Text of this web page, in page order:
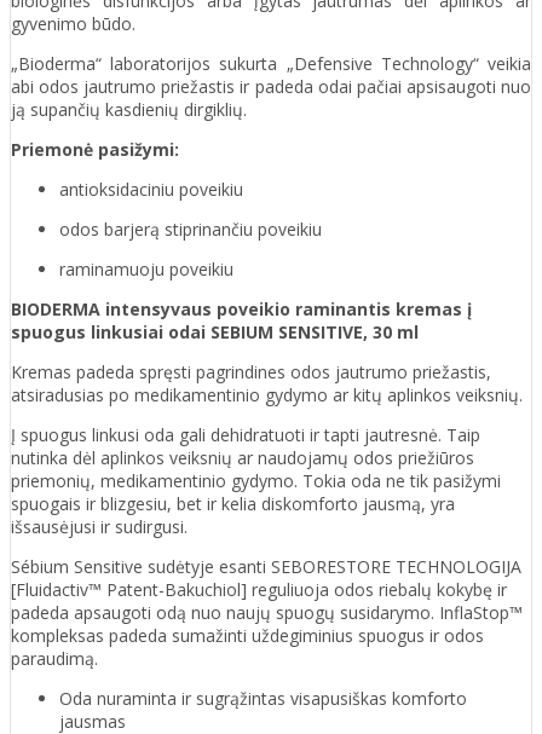
gyvenimo būdo.
„Bioderma“ laboratorijos sukurta „Defensive Technology“ veikia
abi odos jautrumo priežastis ir padeda odai pačiai apsisaugoti nuo
ją supančių kasdienių dirgiklių.
Priemonė pasižymi:
antioksidaciniu poveikiu
odos barjerą stiprinančiu poveikiu
raminamuoju poveikiu
BIODERMA intensyvaus poveikio raminantis kremas į
spuogus linkusiai odai SEBIUM SENSITIVE, 30 ml
Kremas padeda spręsti pagrindines odos jautrumo priežastis,
atsiradusias po medikamentinio gydymo ar kitų aplinkos veiksnių.
Į spuogus linkusi oda gali dehidratuoti ir tapti jautresnė. Taip
nutinka dėl aplinkos veiksnių ar naudojamų odos priežiūros
priemonių, medikamentinio gydymo. Tokia oda ne tik pasižymi
spuogais ir blizgesiu, bet ir kelia diskomforto jausmą, yra
išsausėjusi ir sudirgusi.
Sébium Sensitive sudėtyje esanti SEBORESTORE TECHNOLOGIJA
[Fluidactiv™ Patent-Bakuchiol] reguliuoja odos riebalų kokybę ir
padeda apsaugoti odą nuo naujų spuogų susidarymo. InflaStop™
kompleksas padeda sumažinti uždegiminius spuogus ir odos
paraudimą.
Oda nuraminta ir sugrąžintas visapusiškas komforto
jausmas